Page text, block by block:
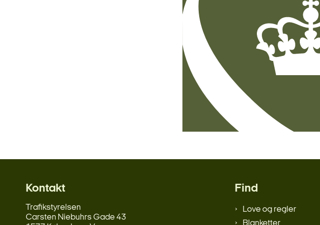
Kontakt
Trafikstyrelsen
Carsten Niebuhrs Gade 43
Find
Love og regler